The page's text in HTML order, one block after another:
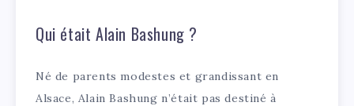
Qui était Alain Bashung ?
Né de parents modestes et grandissant en
Alsace, Alain Bashung n’était pas destiné à